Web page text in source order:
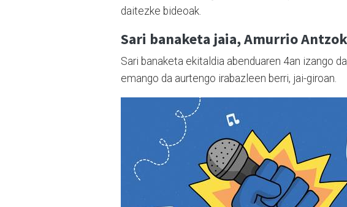
daitezke bideoak.
Sari banaketa jaia, Amurrio
Sari banaketa ekitaldia abenduaren 4an izango
emango da aurtengo irabazleen berri, jai-giroan.